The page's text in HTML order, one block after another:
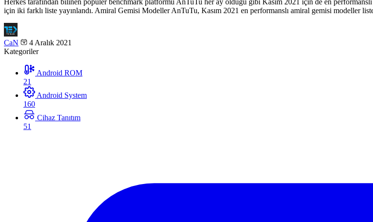
için iki farklı liste yayınlandı. Amiral Gemisi Modeller AnTuTu, Kasım 2021 en performanslı amiral gemisi modeller
CaN
4 Aralık 2021
Kategoriler
Android ROM
21
Android System
160
Cihaz Tanıtım
51